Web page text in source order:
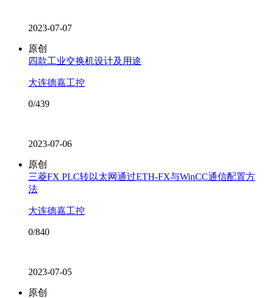
2023-07-07
原创
四款工业交换机设计及用途
大连德嘉工控
0/439
2023-07-06
原创
三菱FX PLC转以太网通过ETH-FX与WinCC通信配置方
法
大连德嘉工控
0/840
2023-07-05
原创